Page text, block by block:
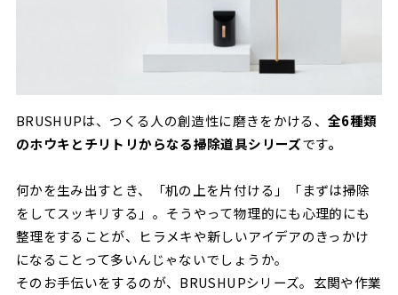
BRUSHUPは、つくる人の創造性に磨きをかける、全6種類
のホウキとチリトリからなる掃除道具シリーズです。
何かを生み出すとき、「机の上を片付ける」「まずは掃除
をしてスッキリする」。そうやって物理的にも心理的にも
整理をすることが、ヒラメキや新しいアイデアのきっかけ
になることって多いんじゃないでしょうか。
そのお手伝いをするのが、BRUSHUPシリーズ。玄関や作業